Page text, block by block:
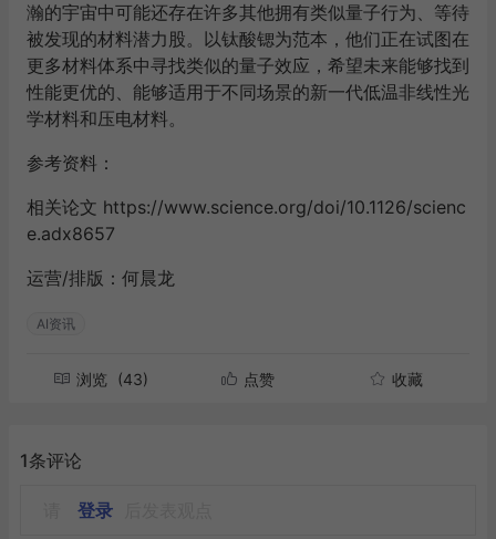
瀚的宇宙中可能还存在许多其他拥有类似量子行为、等待
被发现的材料潜力股。以钛酸锶为范本，他们正在试图在
更多材料体系中寻找类似的量子效应，希望未来能够找到
性能更优的、能够适用于不同场景的新一代低温非线性光
学材料和压电材料。
参考资料：
相关论文 https://www.science.org/doi/10.1126/scienc
e.adx8657
运营/排版：何晨龙
AI资讯
浏览 (43) 点赞 收藏
1条评论
登录